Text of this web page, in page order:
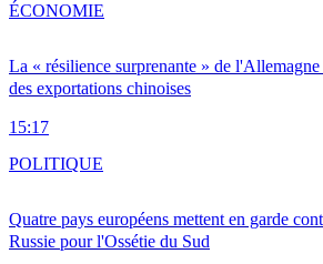
La « résilience surprenante » de l'Allemagne
des exportations chinoises
15:17
ÉCONOMIE
Quatre pays européens mettent en garde
Russie pour l'Ossétie du Sud
POLITIQUE